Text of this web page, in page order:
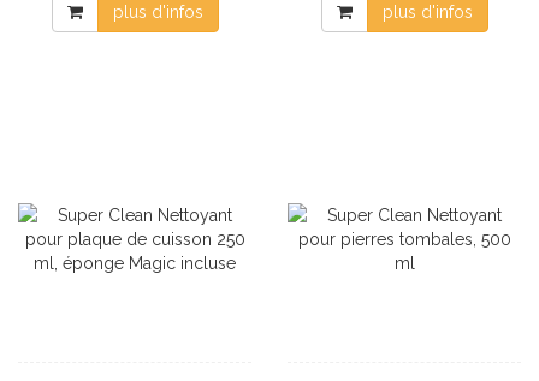
plus d'infos plus d'infos